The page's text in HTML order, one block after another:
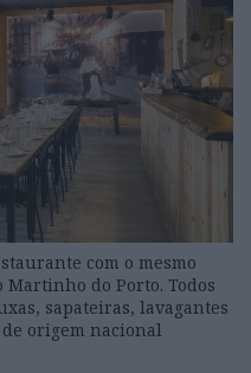
com o mesmo
Martinho do Porto. Todos
sapateiras, lavagantes
origem nacional